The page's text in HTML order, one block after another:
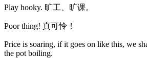
Play hooky. 旷工、旷课。
Poor thing! 真可怜！
Price is soaring, if it goes on like this, we
the pot boiling.